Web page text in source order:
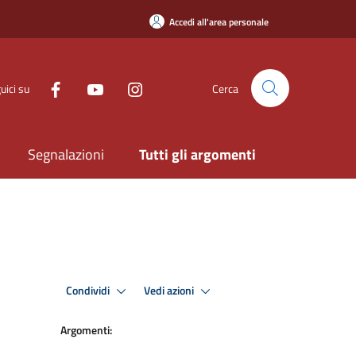
Accedi all'area personale
su Cerca
Segnalazioni Tutti gli argomenti
Condividi Vedi azioni
Argomenti: